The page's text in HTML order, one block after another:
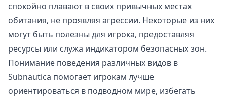
спокойно плавают в своих привычных местах
обитания, не проявляя агрессии. Некоторые из них
могут быть полезны для игрока, предоставляя
ресурсы или служа индикатором безопасных зон.
Понимание поведения различных видов в
Subnautica помогает игрокам лучше
ориентироваться в подводном мире, избегать